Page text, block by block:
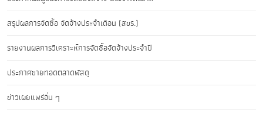
สรุปผลการจัดซื้อ จัดจ้างประจำเดือน (สขร.)
รายงานผลการวิเคราะห์การจัดซื้อจัดจ้างประจำปี
ประกาศขายทอดตลาดพัสดุ
ข่าวเผยแพร่อื่น ๆ